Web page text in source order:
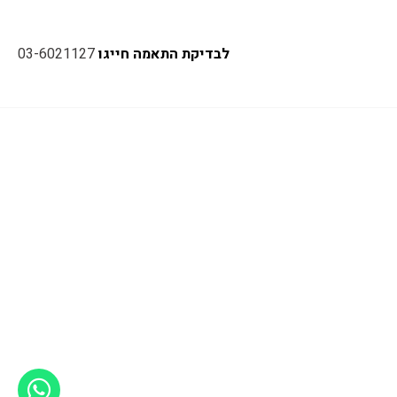
לבדיקת התאמה חייגו03-6021127